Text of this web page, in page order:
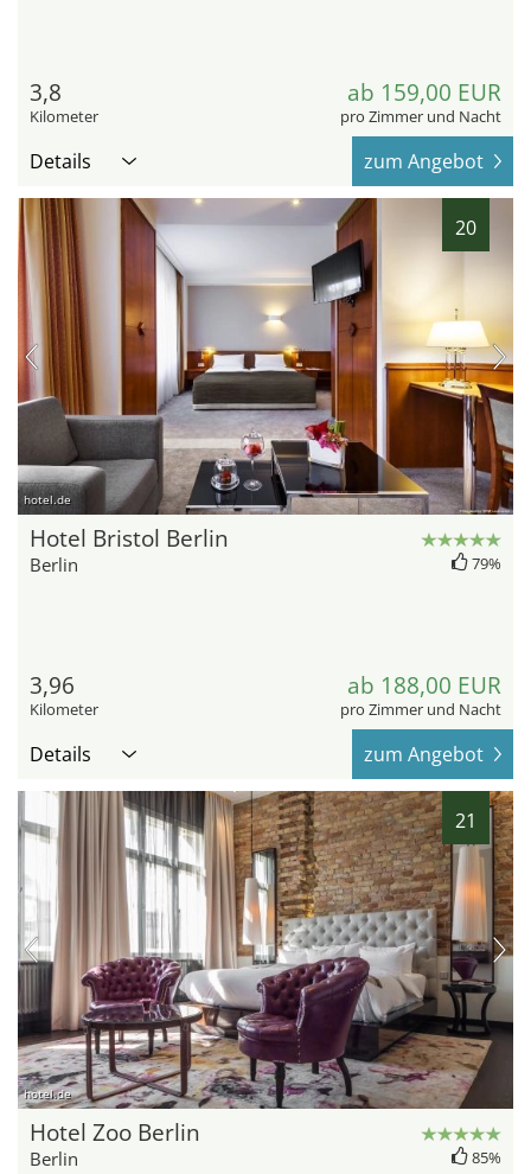
3,8
Kilometer
ab 159,00 EUR
pro Zimmer und Nacht
Details zum Angebot
20
hotel.de
Hotel Bristol Berlin
Berlin 79%
3,96
Kilometer
ab 188,00 EUR
pro Zimmer und Nacht
Details zum Angebot
21
hotel.de
Hotel Zoo Berlin
Berlin 85%